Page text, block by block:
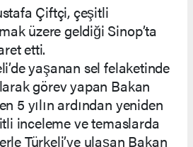
Çiftçi, çeşitli
üzere geldiği Sinop’ta
etti.
yaşanan sel felaketinde
görev yapan Bakan
5 yılın ardından yeniden
inceleme ve temaslarda
Türkeli’ye ulaşan Bakan